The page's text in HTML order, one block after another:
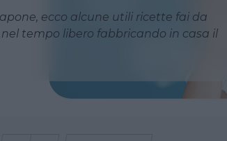
ecco alcune utili ricette fai da
tempo libero fabbricando in casa il